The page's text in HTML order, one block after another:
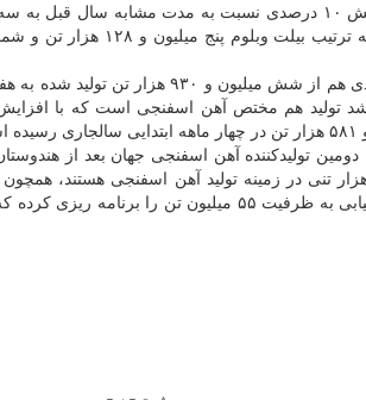
پنج میلیون و ۵۶۲ هزار تن رشد هشت درصدی و شمش اسلب تولیدی هم با افزایش ۱۰ درصدی نسبت به مدت مشابه
۹۲۱ هزار تن رسیده است. این در شرایطی است که چهارماه نخست سال ۹۸، به
بر اساس آمارهای مورد بررسی در دوره چهارماهه نخست سالجاری، تولیدات فولادی هم از شش
تولیدکننده آهن اسفنجی جهان بعد از
و بهره برداری از هفت طرح فولاد استانی که هریک دارای ظرفیت ۸۰۰ هزار تنی در زمینه تولید آهن اسفنجی
جایگاه ایران در این بخش است. گفتنی است ایران در افق چشم انداز ۱۴۰۴ دستیابی به ظرفیت ۵۵ میلیون تن